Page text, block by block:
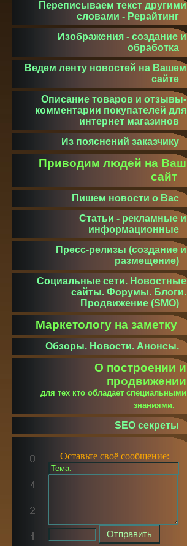
Переписываем текст другими
словами - Рерайтинг
Изображения - создание и
обработка
Ведем ленту новостей на Вашем
сайте
Описание товаров и отзывы-
комментарии покупателей для
интернет магазинов
Из пояснений заказчику
Приводим людей на Ваш
сайт
Пишем новости о Вас
Статьи - рекламные и
информационные
Пресс-релизы (создание и
размещение)
Социальные сети. Новостные
сайты. Форумы. Блоги.
Продвижение (SMO)
Маркетологу на заметку
Обзоры. Новости. Анонсы.
О построении и
продвижении
для тех кто обладает специальными
знаниями.
SEO секреты
Оставьте своё сообщение: